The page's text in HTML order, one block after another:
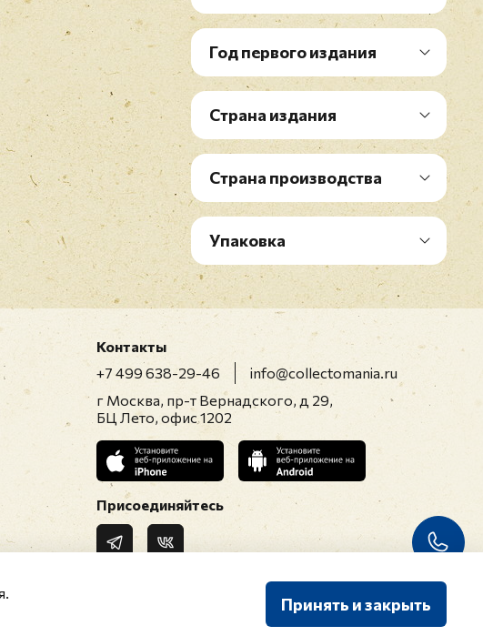
Год первого издания
Страна издания
Страна производства
Упаковка
Контакты
+7 499 638-29-46
info@collectomania.ru
г Москва, пр-т Вернадского, д 29,
БЦ Лето, офис 1202
Присоединяйтесь
Принять и закрыть